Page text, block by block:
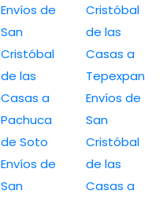
Envíos de
San
Cristóbal
de las
Casas a
Pachuca
de Soto
Envíos de
San
Cristóbal
de las
Casas a
Tepexpan
Envíos de
San
Cristóbal
de las
Casas a